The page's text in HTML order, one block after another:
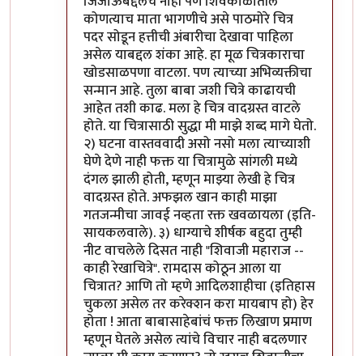
कोणत्याच माता भागणीचे असे पाठमोरे चित्र
पदर सोडून हत्तीची अंबारीचा देखावा पाहिला
असेल याबद्दल शंका आहे. हा मूळ चित्रकाराचा
खोडसाळपणा वाटला. पण त्याच्या अभिव्यक्तीचा
सन्मान आहे. तुला बाबा जशी चित्रे काढायची
आहेत तशी काढ. मला हे चित्र वादग्रस्त वाटले
होते. या चित्रासाठी सुद्धा मी माझे शब्द मागे घेतो.
२) घटना वास्तववादी असो नसो मला त्याच्याशी
घेणे देणे नाही फक्त या चित्रामुळे सांगली मध्ये
दंगल झाली होती, म्हणून माझ्या लेखी हे चित्र
वादग्रस्त होते. अफझल खान काही माझा
गतजन्मीचा जावई नव्हता रक्त खवळायला (इति-
सायकलवाले). ३) धाग्याचे शीर्षक बहुदा तुम्ही
नीट वाचलेले दिसत नाही "शिवाजी महाराज --
काही रेखाचित्रे". रामदास कोठून आला या
चित्रात? आणि तो म्हणे आदिलशाहीचा (इतिहास
चुकला असेल तर करेक्शन करा मायबाप हो) हेर
होता ! आता बाबासाहेबांचं फक्त लिखाण प्रमाण
म्हणून घेतले असेल त्यांचे विचार नाही बदलणार